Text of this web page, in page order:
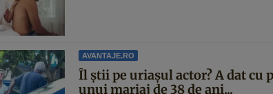
AVANTAJE.RO
Îl știi pe uriașul actor? A dat cu
unui mariaj de 38 de ani...